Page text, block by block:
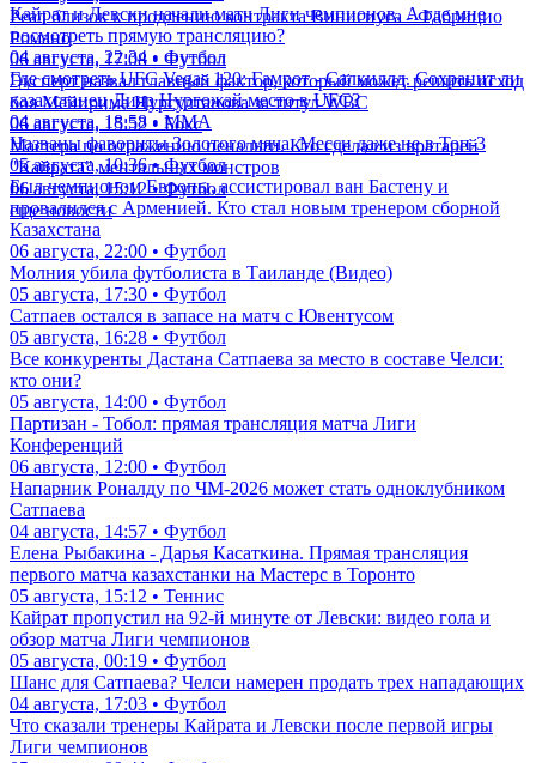
Реал близок к продлению контракта Винисиуса - Фабрицио
Романо
06 августа, 17:08 • Футбол
Эксперт назвал главный фактор, который может решить исход
боя Мейирима Нурсултанова за титул WBC
06 августа, 15:52 • Бокс
Мастера по отражению пенальти. Кто сделал из вратарей
"Кайрата" ментальных монстров
06 августа, 15:12 • Футбол
еще новости
Кайрат и Левски начали матч Лиги чемпионов. А где мне
посмотреть прямую трансляцию?
04 августа, 22:34 • Футбол
Где смотреть UFC Vegas 120: Гамрот - Салкиллд. Сохранит ли
казахстанец Дияр Нургожай место в UFC?
04 августа, 18:58 • ММА
Названы фавориты Золотого мяча. Месси даже не в Топ-3
05 августа, 10:36 • Футбол
Был чемпионом Европы, ассистировал ван Бастену и
провалился с Арменией. Кто стал новым тренером сборной
Казахстана
06 августа, 22:00 • Футбол
Молния убила футболиста в Таиланде (Видео)
05 августа, 17:30 • Футбол
Сатпаев остался в запасе на матч с Ювентусом
05 августа, 16:28 • Футбол
Все конкуренты Дастана Сатпаева за место в составе Челси:
кто они?
05 августа, 14:00 • Футбол
Партизан - Тобол: прямая трансляция матча Лиги
Конференций
06 августа, 12:00 • Футбол
Напарник Роналду по ЧМ-2026 может стать одноклубником
Сатпаева
04 августа, 14:57 • Футбол
Елена Рыбакина - Дарья Касаткина. Прямая трансляция
первого матча казахстанки на Мастерс в Торонто
05 августа, 15:12 • Теннис
Кайрат пропустил на 92-й минуте от Левски: видео гола и
обзор матча Лиги чемпионов
05 августа, 00:19 • Футбол
Шанс для Сатпаева? Челси намерен продать трех нападающих
04 августа, 17:03 • Футбол
Что сказали тренеры Кайрата и Левски после первой игры
Лиги чемпионов